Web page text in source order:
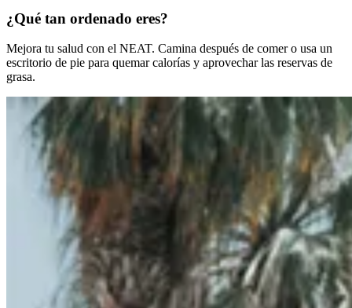
¿Qué tan ordenado eres?
Mejora tu salud con el NEAT. Camina después de comer o usa un
escritorio de pie para quemar calorías y aprovechar las reservas de
grasa.